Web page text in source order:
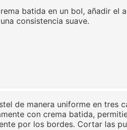
batida en un bol, añadir el
consistencia suave.
de manera uniforme en tres
con crema batida,
por los bordes. Cortar las